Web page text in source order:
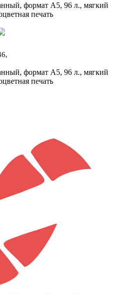
формат А5, 96 л., мягкий
печать
формат А5, 96 л., мягкий
печать